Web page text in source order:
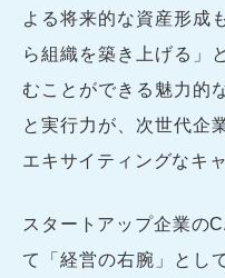
よる将来的な資産形成
ら組織を築き上げる」
むことができる魅力的
と実行力が、次世代企
エキサイティングなキ
スタートアップ企業の
て「経営の右腕」とし